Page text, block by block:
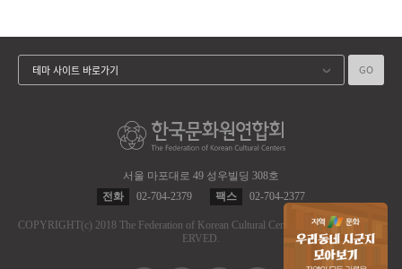
서울 마포대로 49 성우빌딩 308호
전화
02-704-2379 팩스 02-704-2377
COPYRIGHT(c) 2018 The Federation of Korean Cultural Centers.
ALL RIGHT RES
ERVED.
테마 사이트 바로가기 GO